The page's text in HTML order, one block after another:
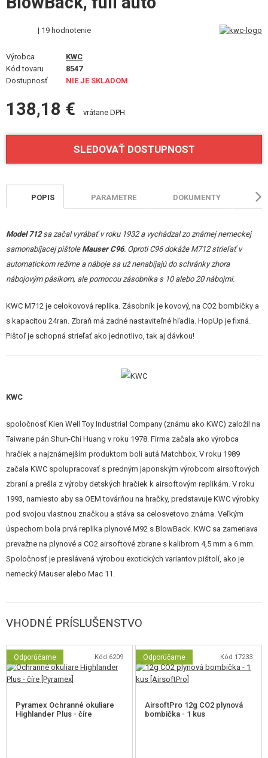
STAVEBNICE, MODELY
REKLAMNÉ PREDMETY
POŠKODENÝ, POUŽITÝ TOVAR
| 19 hodnotenie
Výrobca
KWC
Kód tovaru
8547
Dostupnosť
NIE JE SKLADOM
138,18 € vrátane DPH
SLEDOVAŤ DOSTUPNOST
POPIS PARAMETRE DOKUMENTY
Model 712sa začal vyrábať v roku 1932 a vychádzal zo známej nemeckej
samonabíjacej pištole Mauser C96. Oproti C96 dokáže M712 strieľať v
automatickom režime a náboje sa už nenabíjajú do schránky zhora
nábojovým pásikom, ale pomocou zásobníka s 10 alebo 20 nábojmi.
KWC M712 je celokovová replika. Zásobník je kovový, na CO2 bombičky a
s kapacitou 24ran. Zbraň má zadné nastaviteľné hľadia. HopUp je fixná.
Pištoľ je schopná strieľať ako jednotlivo, tak aj dávkou!
KWC
spoločnosť Kien Well Toy Industrial Company (známu ako KWC) založil na
Taiwane pán Shun-Chi Huang v roku 1978. Firma začala ako výrobca
hračiek a najznámejším produktom boli autá Matchbox. V roku 1989
začala KWC spolupracovať s predným japonským výrobcom airsoftových
zbraní a prešla z výroby detských hračiek k airsoftovým replikám. V roku
1993, namiesto aby sa OEM továrňou na hračky, predstavuje KWC výrobky
pod svojou vlastnou značkou a stáva sa celosvetovo známa. Veľkým
úspechom bola prvá replika plynové M92 s BlowBack. KWC sa zameriava
prevažne na plynové a CO2 airsoftové zbrane s kalibrom 4,5 mm a 6 mm.
Spoločnosť je preslávená výrobou exotických variantov pištolí, ako je
nemecký Mauser alebo Mac 11.
VHODNÉ PRÍSLUŠENSTVO
Odporúčame Kód 6209
Pyramex Ochranné okuliare
Highlander Plus - číre
Odporúčame Kód 17233
AirsoftPro 12g CO2 plynová
bombička - 1 kus